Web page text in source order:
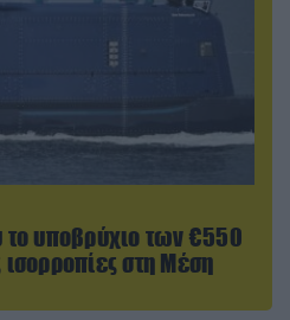
το υποβρύχιο των €550
ισορροπίες στη Μέση